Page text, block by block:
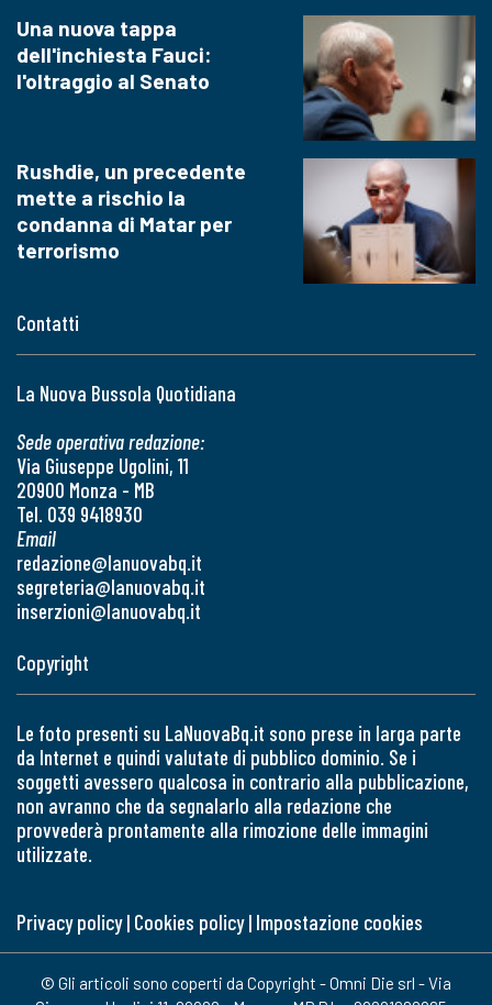
Contatti
La Nuova Bussola Quotidiana
Sede operativa redazione:
Via Giuseppe Ugolini, 11
20900 Monza - MB
Tel. 039 9418930
Email
redazione@lanuovabq.it
segreteria@lanuovabq.it
inserzioni@lanuovabq.it
Una nuova tappa
dell'inchiesta Fauci:
l'oltraggio al Senato
Rushdie, un precedente
mette a rischio la
condanna di Matar per
terrorismo
Copyright
Le foto presenti su LaNuovaBq.it sono prese in larga parte
da Internet e quindi valutate di pubblico dominio. Se i
soggetti avessero qualcosa in contrario alla pubblicazione,
non avranno che da segnalarlo alla redazione che
provvederà prontamente alla rimozione delle immagini
utilizzate.
Privacy policy| Cookies policy| Impostazione cookies
© Gli articoli sono coperti da Copyright - Omni Die srl - Via